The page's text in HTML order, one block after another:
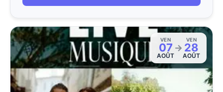
VEN
07
AOÛT
→
VEN
28
AOÛT